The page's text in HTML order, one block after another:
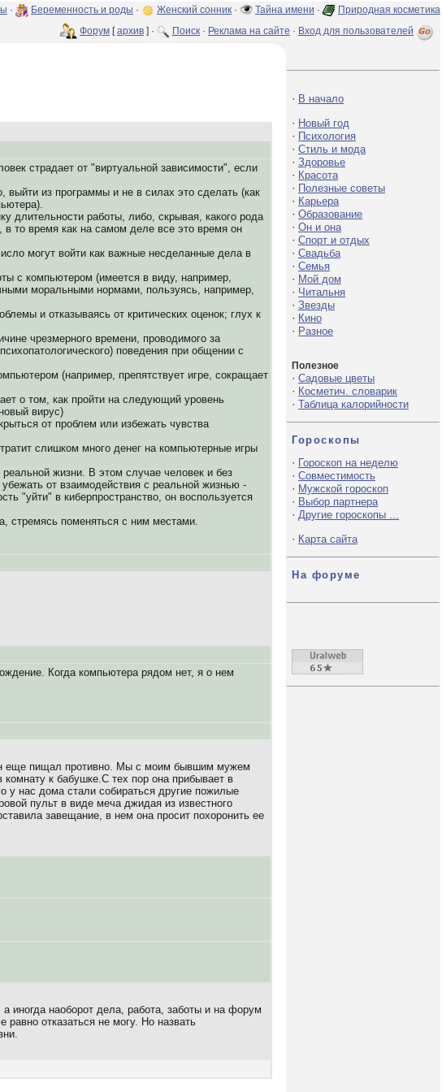
· Беременность и роды · Женский сонник · Тайна имени ·
Природная косметика
Форум [архив ] · Поиск · Реклама на сайте · Вход для пользователей
страдает от "виртуальной зависимости", если
из программы и не в силах это сделать (как
длительности работы, либо, скрывая, какого рода
в то время как на самом деле все это время он
могут войти как важные несделанные дела в
с компьютером (имеется в виду, например,
моральными нормами, пользуясь, например,
и отказываясь от критических оценок; глух к
чрезмерного времени, проводимого за
поведения при общении с
(например, препятствует игре, сокращает
о том, как пройти на следующий уровень
вирус)
от проблем или избежать чувства
слишком много денег на компьютерные игры
жизни. В этом случае человек и без
от взаимодействия с реальной жизнью -
"уйти" в киберпространство, он воспользуется
стремясь поменяться с ним местами.
Когда компьютера рядом нет, я о нем
еще пищал противно. Мы с моим бывшим мужем
к бабушке.С тех пор она прибывает в
у нас дома стали собираться другие пожилые
пульт в виде меча джидая из известного
завещание, в нем она просит похоронить ее
иногда наоборот дела, работа, заботы и на форум
отказаться не могу. Но назвать
· В начало
· Новый год
· Психология
· Стиль и мода
· Здоровье
· Красота
· Полезные советы
· Карьера
· Образование
· Он и она
· Спорт и отдых
· Свадьба
· Семья
· Мой дом
· Читальня
· Звезды
· Кино
· Разное
Полезное
· Садовые цветы
· Косметич. словарик
· Таблица калорийности
Гороскопы
· Гороскоп на неделю
· Совместимость
· Мужской гороскоп
· Выбор партнера
· Другие гороскопы ...
· Карта сайта
На форуме